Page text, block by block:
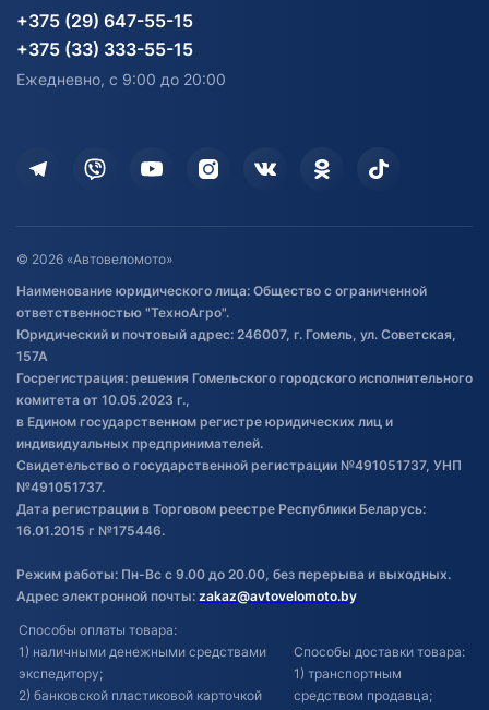
Карта сайта
Информация до получения
согласия на обработку
Дополнительные услуги
Оставить отзыв
Договор публичной оферты
Обработка файлов cookie
Постановка транспорта на учет
Обновления в ЭПТС 2024
Водный транспорт
Электротранспорт
Агротехника
Электротранспорт
+375 (29) 647-55-15
+375 (33) 333-55-15
Ежедневно, с 9:00 до 20:00
© 2026 «Автовеломото»
Наименование юридического лица: Общество с ограниченной
ответственностью "ТехноАгро".
Юридический и почтовый адрес: 246007, г. Гомель, ул. Советская,
157А
Госрегистрация: решения Гомельского городского исполнительного
комитета от 10.05.2023 г.,
в Едином государственном регистре юридических лиц и
индивидуальных предпринимателей.
Свидетельство о государственной регистрации №491051737, УНП
№491051737.
Дата регистрации в Торговом реестре Республики Беларусь:
16.01.2015 г №175446.
Режим работы: Пн-Вс с 9.00 до 20.00, без перерыва и выходных.
Адрес электронной почты: zakaz@avtovelomoto.by
Способы оплаты товара:
1) наличными денежными средствами
экспедитору;
2) банковской пластиковой карточкой
Способы доставки товара:
1) транспортным
средством продавца;